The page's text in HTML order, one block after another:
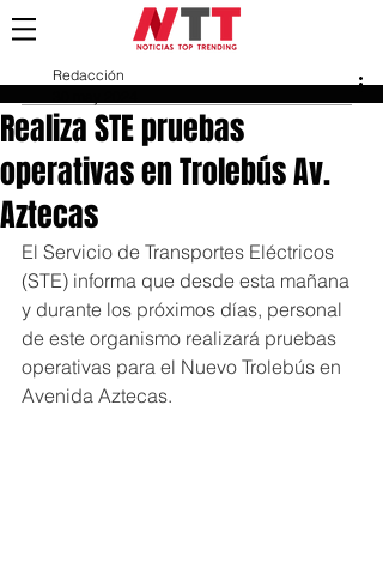
Realiza STE pruebas
operativas en Trolebús Av.
Aztecas
Redacción
El Servicio de Transportes Eléctricos
(STE) informa que desde esta mañana
y durante los próximos días, personal
de este organismo realizará pruebas
operativas para el Nuevo Trolebús en
Avenida Aztecas.